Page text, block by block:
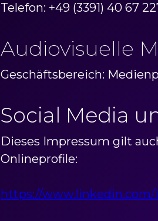
Telefon: +49 (3391) 40 67
Audiovisuelle
Geschäftsbereich:
Social Media
Dieses Impressum gilt
Onlineprofile:
https://